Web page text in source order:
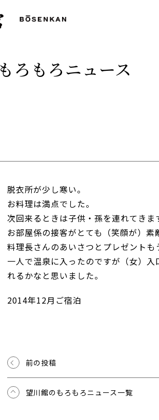
もろもろニュース
脱衣所が少し寒い。
お料理は満点でした。
次回来るときは子供・孫を連れてきま
お部屋係の接客がとても（笑顔が）素
料理長さんのあいさつとプレゼントも
一人で温泉に入ったのですが（女）
れるかなと思いました。
2014年12月ご宿泊
前の投稿
望川館のもろもろニュース一覧